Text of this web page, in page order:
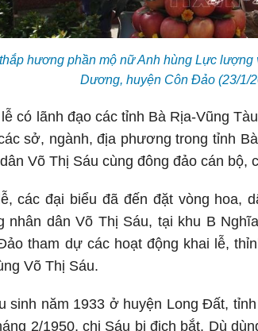
hương phần mộ nữ Anh hùng Lực
Dương, huyện Côn Đảo (23/1/
có lãnh đạo các tỉnh Bà Rịa-Vũng
sở, ngành, địa phương trong tỉnh
Võ Thị Sáu cùng đông đảo cán
các đại biểu đã đến đặt vòng hoa,
nhân dân Võ Thị Sáu, tại khu B
tham dự các hoạt động khai lễ,
Võ Thị Sáu.
sinh năm 1933 ở huyện Long Đất,
2/1950, chị Sáu bị địch bắt. Dù